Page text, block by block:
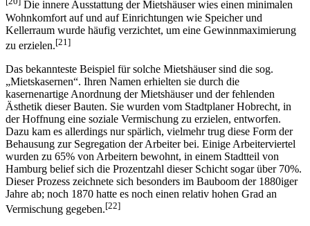
Die innere Ausstattung der Mietshäuser wies einen minimalen
Wohnkomfort auf und auf Einrichtungen wie Speicher und
Kellerraum wurde häufig verzichtet, um eine Gewinnmaximierung
zu erzielen.[21]
Das bekannteste Beispiel für solche Mietshäuser sind die sog.
„Mietskasernen“. Ihren Namen erhielten sie durch die
kasernenartige Anordnung der Mietshäuser und der fehlenden
Ästhetik dieser Bauten. Sie wurden vom Stadtplaner Hobrecht, in
der Hoffnung eine soziale Vermischung zu erzielen, entworfen.
Dazu kam es allerdings nur spärlich, vielmehr trug diese Form der
Behausung zur Segregation der Arbeiter bei. Einige Arbeiterviertel
wurden zu 65% von Arbeitern bewohnt, in einem Stadtteil von
Hamburg belief sich die Prozentzahl dieser Schicht sogar über 70%.
Dieser Prozess zeichnete sich besonders im Bauboom der 1880iger
Jahre ab; noch 1870 hatte es noch einen relativ hohen Grad an
Vermischung gegeben.[22]